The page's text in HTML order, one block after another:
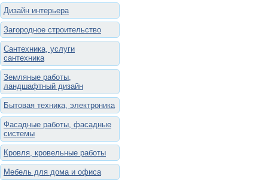
Дизайн интерьера
Загородное строительство
Сантехника, услуги
сантехника
Земляные работы,
ландшафтный дизайн
Бытовая техника, электроника
Фасадные работы, фасадные
системы
Кровля, кровельные работы
Мебель для дома и офиса